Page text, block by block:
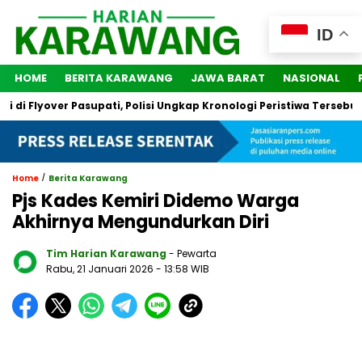
HOME BERITA KARAWANG JAWA BARAT NASIONAL
Flyover Pasupati, Polisi Ungkap Kronologi Peristiwa Tersebut
Home / Berita Karawang
Pjs Kades Kemiri Didemo Warga
Akhirnya Mengundurkan Diri
Tim Harian Karawang - Pewarta
Rabu, 21 Januari 2026 - 13:58 WIB
ID